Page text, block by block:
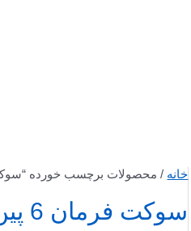
خانه / محصولات برچسب خورده “سوکت
سوکت فرمان 6 پین